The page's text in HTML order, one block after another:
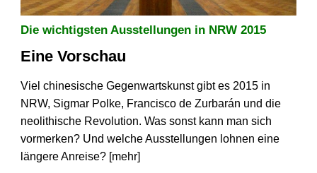
Die wichtigsten Ausstellungen in NRW 2015
Eine Vorschau
Viel chinesische Gegenwartskunst gibt es 2015 in
NRW, Sigmar Polke, Francisco de Zurbarán und die
neolithische Revolution. Was sonst kann man sich
vormerken? Und welche Ausstellungen lohnen eine
längere Anreise? [mehr]